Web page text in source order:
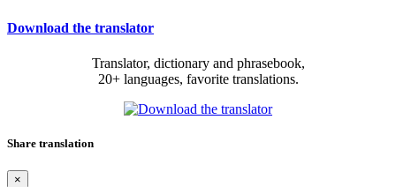
Download the translator
Translator, dictionary and phrasebook,
20+ languages, favorite translations.
Share translation
×